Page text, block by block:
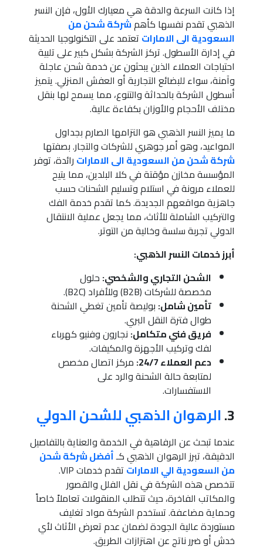
إذا كانت السرعة والدقة هي معيارك الأول، فإن النسر
الذهبي تقدم نفسها كأهمشركة شحن من
السعودية الى الامارات تعتمد على التكنولوجيا الحديثة
في إدارة الأسطول. تركز الشركة بشكل كبير على تلبية
احتياجات العملاء الذين يبحثون عن خدمة شحن عاجلة
وآمنة، سواء للبضائع التجارية أو العفش المنزلي. يتميز
أسطول الشركة بالحداثة والتنوع، مما يسمح لها بنقل
مختلف الأحجام والأوزان بكفاءة عالية.
ما يميز النسر الذهبي هو التزامها الصارم بجداول
المواعيد، وهو أمر جوهري للشركات والتجار. بصفتها
شركة شحن من السعودية الى الامارات رائدة، توفر
المؤسسة مخازن مؤقتة في كلا البلدين، مما يتيح
للعملاء مرونة في استلام وتسليم الشحنات حسب
جاهزية مواقعهم الجديدة. كما تقدم خدمة الفك
والتركيب الشاملة للأثاث، مما يجعل عملية الانتقال
الدولي تجربة سلسة وخالية من التوتر.
أبرز خدمات النسر الذهبي:
الشحن التجاري والشخصي: حلول
مخصصة للشركات (B2B) وللأفراد (B2C).
تأمين شامل: بوليصة تأمين تغطي الشحنة
طوال فترة النقل البري.
فريق فني متكامل:نجارون وفنيو كهرباء
لفك وتركيب الأجهزة والمكيفات.
دعم العملاء 24/7:
مركز اتصال مخصص
لمتابعة حالة الشحنة والرد على
الاستفسارات.
3. الرهوان الذهبي للشحن الدولي
عندما تبحث عن الرفاهية في الخدمة والعناية بالتفاصيل
الدقيقة، تبرز الرهوان الذهبي كـأفضل شركة شحن
من السعودية الي الامارات
تقدم خدمات VIP.
تتخصص هذه الشركة في نقل الفلل والقصور
والمكاتب الفاخرة، حيث تتطلب المنقولات تعاملاً خاصاً
وحماية مضاعفة. تستخدم الشركة مواد تغليف
مستوردة عالية الجودة لضمان عدم تعرض الأثاث لأي
خدش أو ضرر ناتج عن اهتزازات الطريق.